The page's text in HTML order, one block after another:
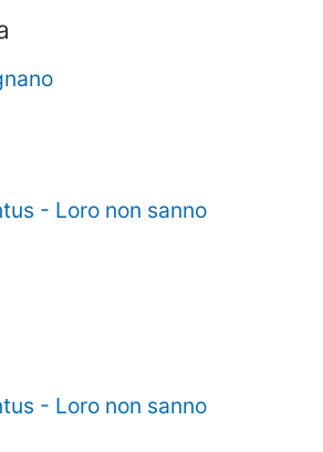
- Loro non sanno
- Loro non sanno